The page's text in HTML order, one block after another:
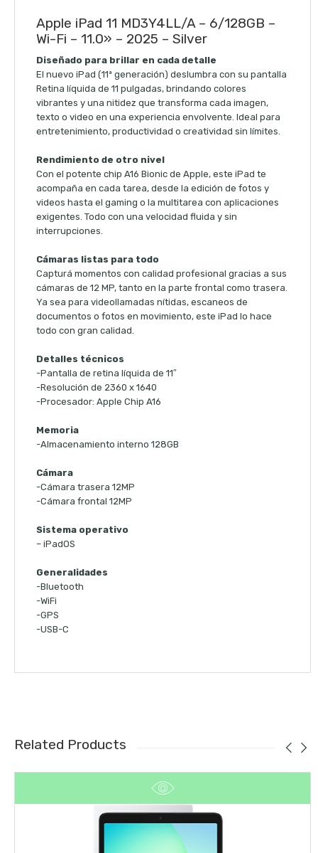
Apple iPad 11 MD3Y4LL/A – 6/128GB –
Wi-Fi – 11.0» – 2025 – Silver
Diseñado para brillar en cada detalle
El nuevo iPad (11ª generación) deslumbra con su pantalla
Retina líquida de 11 pulgadas, brindando colores
vibrantes y una nitidez que transforma cada imagen,
texto o video en una experiencia envolvente. Ideal para
entretenimiento, productividad o creatividad sin límites.
Rendimiento de otro nivel
Con el potente chip A16 Bionic de Apple, este iPad te
acompaña en cada tarea, desde la edición de fotos y
videos hasta el gaming o la multitarea con aplicaciones
exigentes. Todo con una velocidad fluida y sin
interrupciones.
Cámaras listas para todo
Capturá momentos con calidad profesional gracias a sus
cámaras de 12 MP, tanto en la parte frontal como trasera.
Ya sea para videollamadas nítidas, escaneos de
documentos o fotos en movimiento, este iPad lo hace
todo con gran calidad.
Detalles técnicos
-Pantalla de retina líquida de 11″
-Resolución de 2360 x 1640
-Procesador: Apple Chip A16
Memoria
-Almacenamiento interno 128GB
Cámara
-Cámara trasera 12MP
-Cámara frontal 12MP
Sistema operativo
– iPadOS
Generalidades
-Bluetooth
-WiFi
-GPS
-USB-C
Related Products